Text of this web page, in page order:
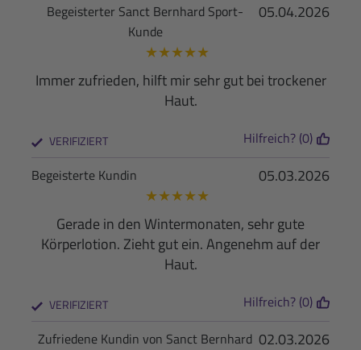
05.04.2026
Begeisterter Sanct Bernhard Sport-
Kunde
★★★★★
Immer zufrieden, hilft mir sehr gut bei trockener
Haut.
VERIFIZIERT Hilfreich? (0)
05.03.2026
Begeisterte Kundin
★★★★★
Gerade in den Wintermonaten, sehr gute
Körperlotion. Zieht gut ein. Angenehm auf der
Haut.
VERIFIZIERT Hilfreich? (0)
02.03.2026
Zufriedene Kundin von Sanct Bernhard